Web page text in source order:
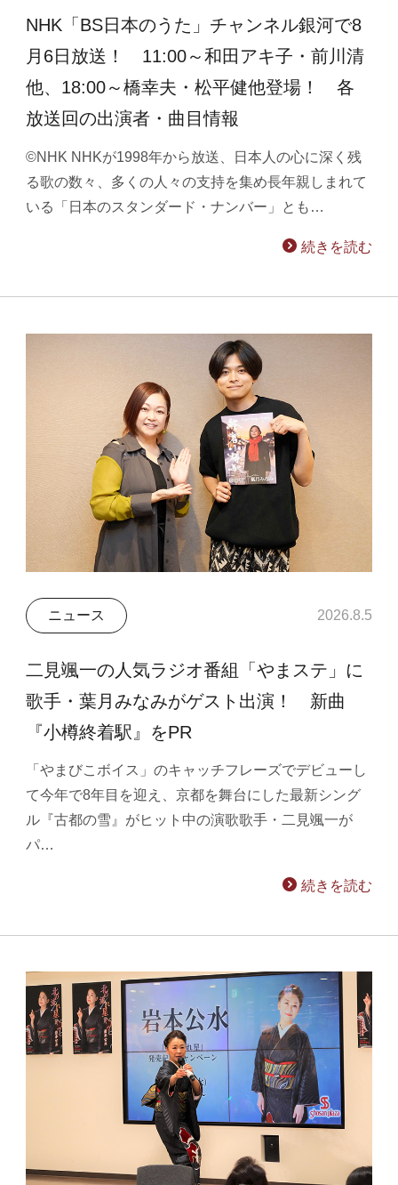
NHK「BS日本のうた」チャンネル銀河で8
月6日放送！ 11:00～和田アキ子・前川清
他、18:00～橋幸夫・松平健他登場！ 各
放送回の出演者・曲目情報
©NHK NHKが1998年から放送、日本人の心に深く残
る歌の数々、多くの人々の支持を集め長年親しまれて
いる「日本のスタンダード・ナンバー」とも…
続きを読む
ニュース 2026.8.5
二見颯一の人気ラジオ番組「やまステ」に
歌手・葉月みなみがゲスト出演！ 新曲
『小樽終着駅』をPR
「やまびこボイス」のキャッチフレーズでデビューし
て今年で8年目を迎え、京都を舞台にした最新シング
ル『古都の雪』がヒット中の演歌歌手・二見颯一が
パ…
続きを読む